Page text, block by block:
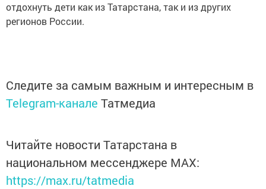
отдохнуть дети как из Татарстана, так и из других
регионов России.
Следите за самым важным и интересным в
Telegram-канале Татмедиа
Читайте новости Татарстана в
национальном мессенджере MАХ:
https://max.ru/tatmedia